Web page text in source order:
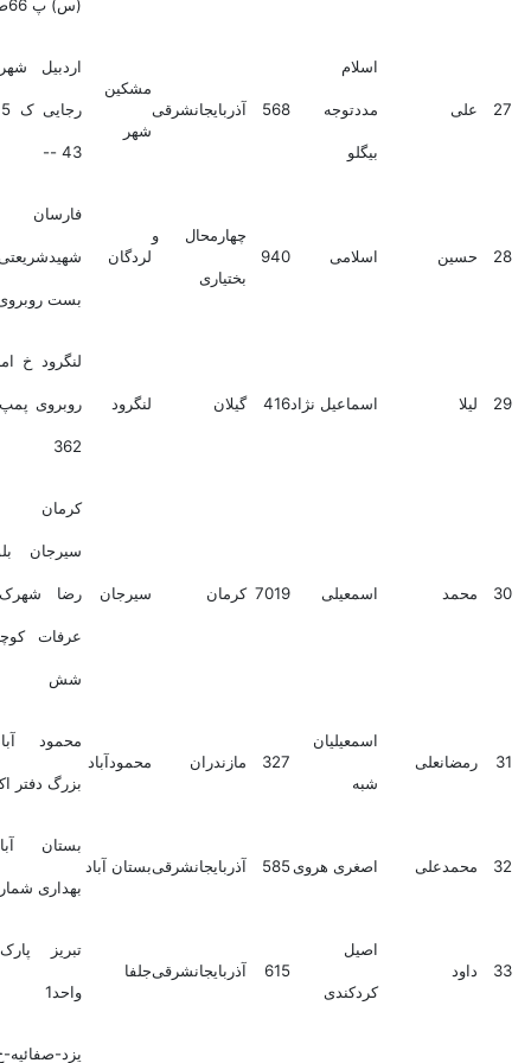
568 آذربایجانشرقی
اردبیل شهرک شهید
رجایی ک 5 شهدا پ
اسلامی 940
چهارمحال و
فارسان خ
شهیدشریعتی ک بن
بست روبروی 7 طبقه
اسماعیل نژاد416 گیلان لنگرود
لنگرود خ امام خمینی
روبروی پمپ بنزین پ
7019 کرمان سیرجان
کرمان شهرستان
سیرجان بلوار امام
رضا شهرک لاله خ
عرفات کوچه شماره
مازندران محمودآباد
محمود آباد پاساژ
بزرگ دفتر اکبری
اصغری هروی585 آذربایجانشرقیبستان آباد
بستان آباد جنب
بهداری شماره10
آذربایجانشرقیجلفا
تبریز پارک فناوری
یزد-صفائیه-خ عدالت-